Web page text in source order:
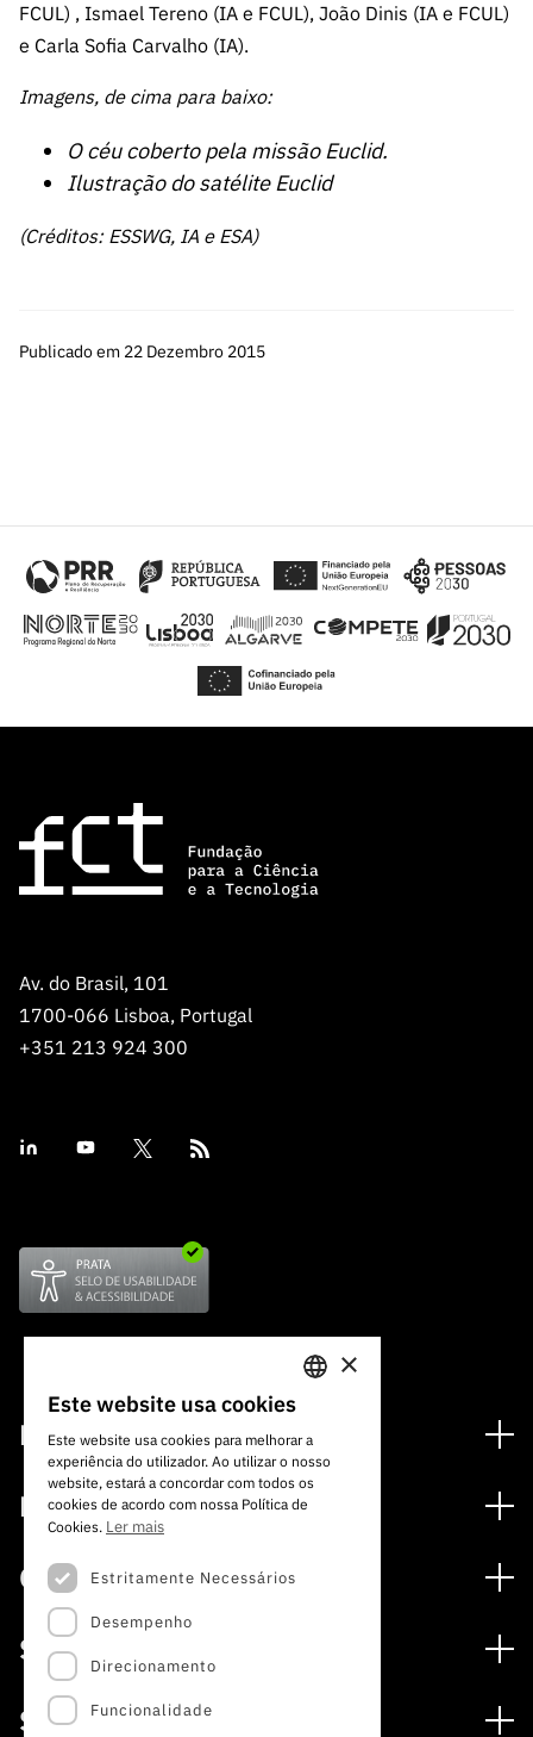
FCUL) , Ismael Tereno (IA e FCUL), João Dinis (IA e FCUL)
e Carla Sofia Carvalho (IA).
Imagens, de cima para baixo:
O céu coberto pela missão Euclid.
Ilustração do satélite Euclid
(Créditos: ESSWG, IA e ESA)
Publicado em 22 Dezembro 2015
Av. do Brasil, 101
1700-066 Lisboa, Portugal
+351 213 924 300
Financiamento
Programas de Financiamento
Internacional
Prémios
Media
Notas de Imprensa
Subscrever Newsletter
Subscrever Direct Mail de Concursos
Agenda
Concursos
Concursos Abertos
Concursos Previstos
Concursos Fechados
Serviços
Serviços digitais: Tecnologia para o Conhecimento
Sobre
PORTUGUESE
ENGLISH
×
Este website usa cookies
Este website usa cookies para melhorar a
experiência do utilizador. Ao utilizar o nosso
website, estará a concordar com todos os
cookies de acordo com nossa Política de
Cookies. Ler mais
Estritamente Necessários
Desempenho
Direcionamento
Funcionalidade